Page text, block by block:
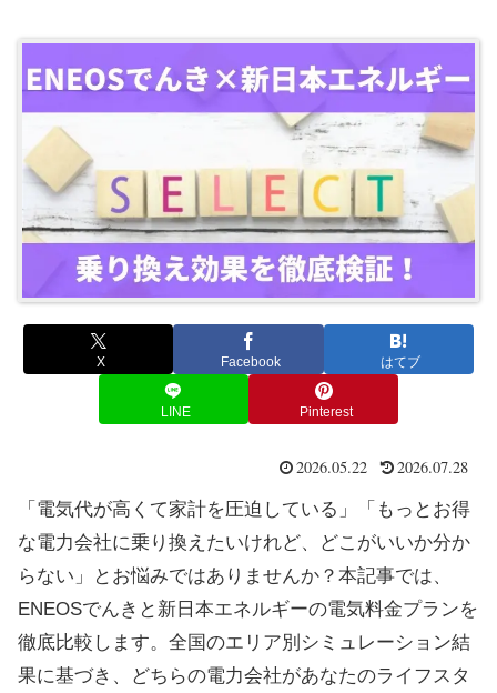
X Facebook はてブ
LINE Pinterest
2026.05.22
2026.07.28
「電気代が高くて家計を圧迫している」「もっとお得
な電力会社に乗り換えたいけれど、どこがいいか分か
らない」とお悩みではありませんか？本記事では、
ENEOSでんきと新日本エネルギーの電気料金プランを
徹底比較します。全国のエリア別シミュレーション結
果に基づき、どちらの電力会社があなたのライフスタ